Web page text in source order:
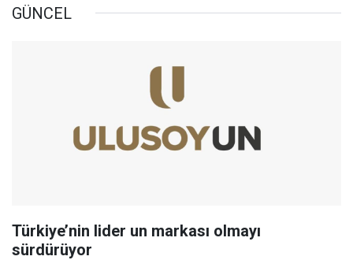
GÜNCEL
Türkiye’nin lider un markası olmayı
sürdürüyor